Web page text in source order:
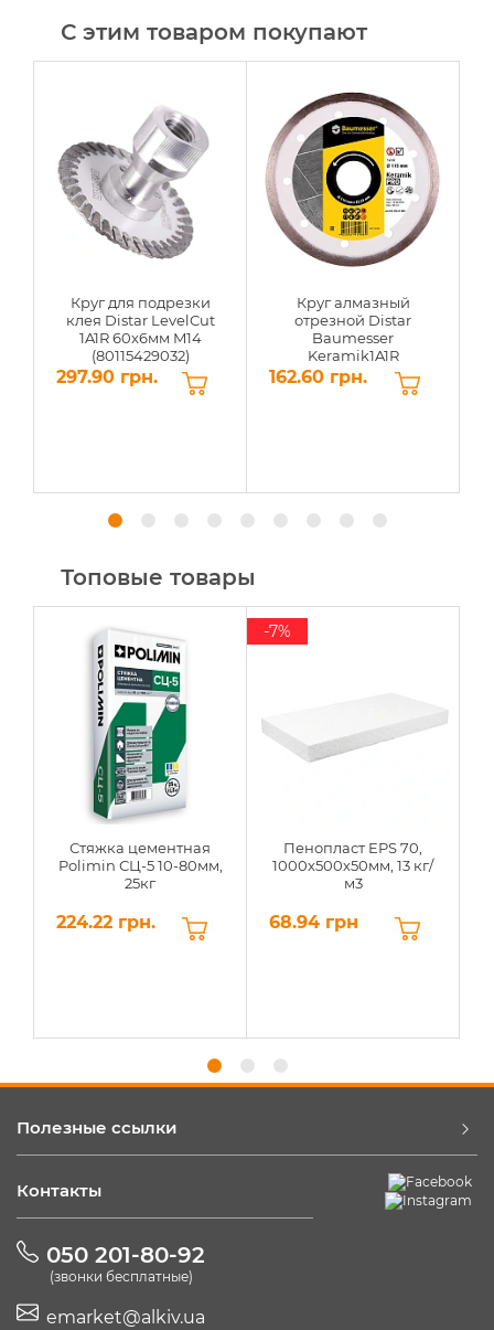
С этим товаром покупают
Круг для подрезки
клея Distar LevelCut
1A1R 60x6мм M14
(80115429032)
297.90 грн.
Круг алмазный
отрезной Distar
Baumesser
Keramik1A1R
115x1,4x8x22,23мм
(91315095009)
162.60 грн.
Топовые товары
Стяжка цементная
Polimin СЦ-5 10-80мм,
25кг
224.22 грн.
Пенопласт EPS 70,
1000х500х50мм, 13 кг/
м3
68.94 грн
-7%
Полезные ссылки
Контакты
050 201-80-92
(звонки бесплатные)
emarket@alkiv.ua